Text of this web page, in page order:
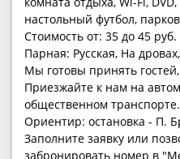
настольный футбол,
Стоимость от: 35 до 45 руб.
Парная: Русская, На
Мы готовы принять
Приезжайте к нам на
общественном транспорте.
Ориентир: остановка - П.
Заполните заявку или
забронировать номер в